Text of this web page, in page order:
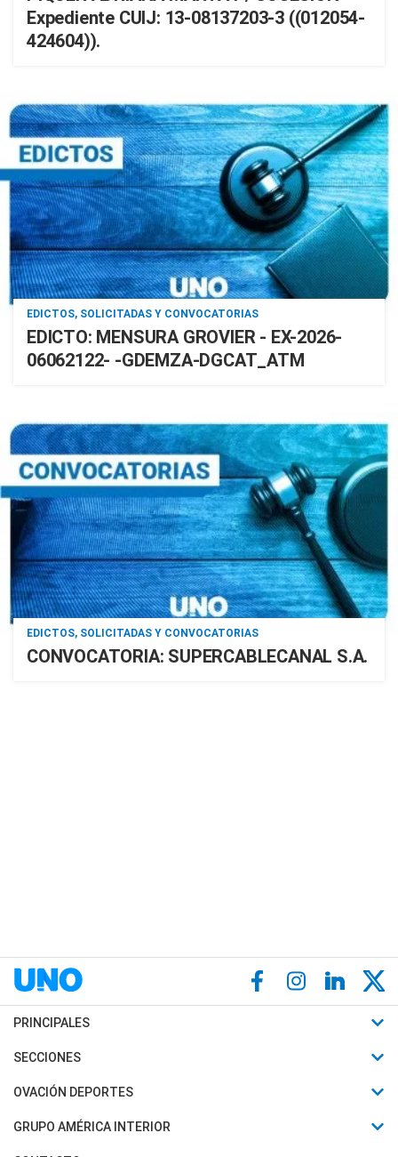
Expediente CUIJ: 13-08137203-3 ((012054-
424604)).
EDICTOS, SOLICITADAS Y CONVOCATORIAS
EDICTO: MENSURA GROVIER - EX-2026-
06062122- -GDEMZA-DGCAT_ATM
EDICTOS, SOLICITADAS Y CONVOCATORIAS
CONVOCATORIA: SUPERCABLECANAL S.A.
PRINCIPALES
Últimas Noticias
Política
SECCIONES
Horóscopo
Motores
OVACIÓN DEPORTES
Fútbol
Mundial
GRUPO AMÉRICA INTERIOR